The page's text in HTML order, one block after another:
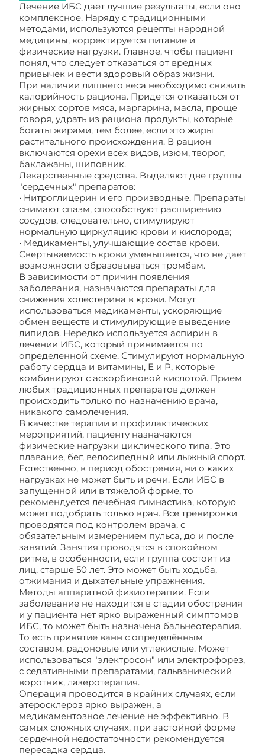
Лечение ИБС дает лучшие результаты, если оно
комплексное. Наряду с традиционными
методами, используются рецепты народной
медицины, корректируется питание и
физические нагрузки. Главное, чтобы пациент
понял, что следует отказаться от вредных
привычек и вести здоровый образ жизни.
При наличии лишнего веса необходимо снизить
калорийность рациона. Придется отказаться от
жирных сортов мяса, маргарина, масла, проще
говоря, удрать из рациона продукты, которые
богаты жирами, тем более, если это жиры
растительного происхождения. В рацион
включаются орехи всех видов, изюм, творог,
баклажаны, шиповник.
Лекарственные средства. Выделяют две группы
"сердечных" препаратов:
• Нитроглицерин и его производные. Препараты
снимают спазм, способствуют расширению
сосудов, следовательно, стимулируют
нормальную циркуляцию крови и кислорода;
• Медикаменты, улучшающие состав крови.
Свертываемость крови уменьшается, что не дает
возможности образовываться тромбам.
В зависимости от причин появления
заболевания, назначаются препараты для
снижения холестерина в крови. Могут
использоваться медикаменты, ускоряющие
обмен веществ и стимулирующие выведение
липидов. Нередко используется аспирин в
лечении ИБС, который принимается по
определенной схеме. Стимулируют нормальную
работу сердца и витамины, Е и Р, которые
комбинируют с аскорбиновой кислотой. Прием
любых традиционных препаратов должен
происходить только по назначению врача,
никакого самолечения.
В качестве терапии и профилактических
мероприятий, пациенту назначаются
физические нагрузки циклического типа. Это
плавание, бег, велосипедный или лыжный спорт.
Естественно, в период обострения, ни о каких
нагрузках не может быть и речи. Если ИБС в
запущенной или в тяжелой форме, то
рекомендуется лечебная гимнастика, которую
может подобрать только врач. Все тренировки
проводятся под контролем врача, с
обязательным измерением пульса, до и после
занятий. Занятия проводятся в спокойном
ритме, в особенности, если группа состоит из
лиц, старше 50 лет. Это может быть ходьба,
отжимания и дыхательные упражнения.
Методы аппаратной физиотерапии. Если
заболевание не находится в стадии обострения
и у пациента нет ярко выраженный симптомов
ИБС, то может быть назначена бальнеотерапия.
То есть принятие ванн с определённым
составом, радоновые или углекислые. Может
использоваться "электросон" или электрофорез,
с седативными препаратами, гальванический
воротник, лазеротерапия.
Операция проводится в крайних случаях, если
атеросклероз ярко выражен, а
медикаментозное лечение не эффективно. В
самых сложных случаях, при застойной форме
сердечной недостаточности рекомендуется
пересадка сердца.